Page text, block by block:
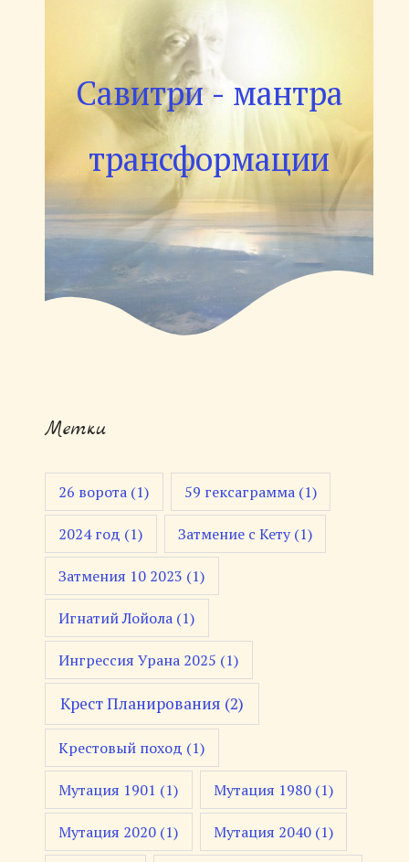
Савитри - мантра
трансформации
Метки
26 ворота (1) 59 гексаграмма (1)
2024 год (1) Затмение с Кету(1)
Затмения 10 2023 (1)
Игнатий Лойола (1)
Ингрессия Урана 2025 (1)
Крест Планирования (2)
Крестовый поход (1)
Мутация 1901 (1) Мутация 1980 (1)
Мутация 2020 (1) Мутация 2040 (1)